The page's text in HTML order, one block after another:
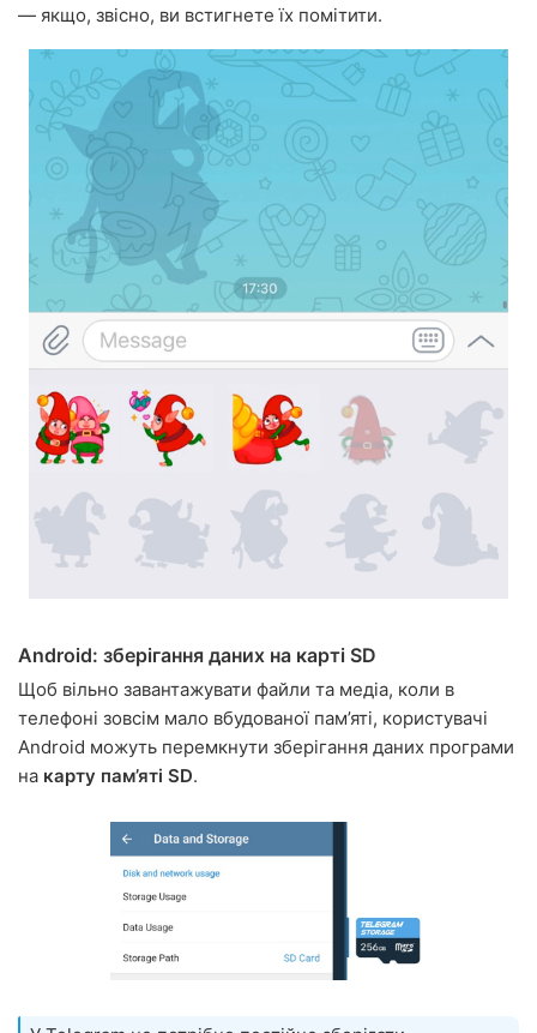
— якщо, звісно, ви встигнете їх помітити.
Android: зберігання даних на карті SD
Щоб вільно завантажувати файли та медіа, коли в
телефоні зовсім мало вбудованої пам’яті, користувачі
Android можуть перемкнути зберігання даних програми
на карту пам’яті SD.